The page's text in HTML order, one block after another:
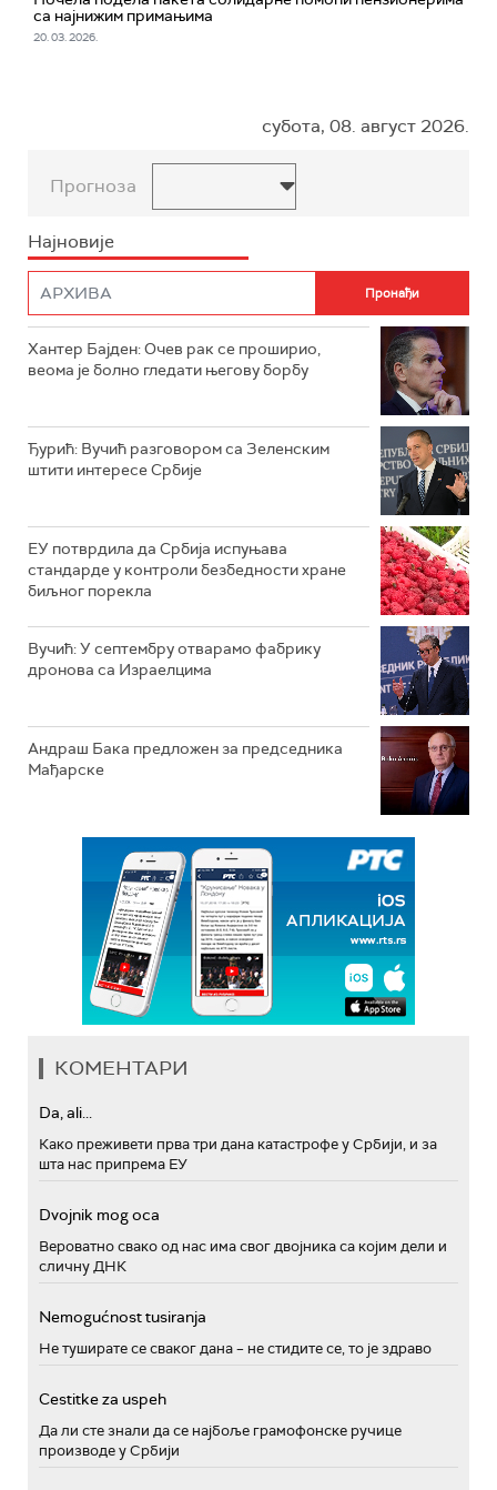
са најнижим примањима
20. 03. 2026.
субота, 08. август 2026.
Прогноза
Најновије
Хантер Бајден: Очев рак се проширио,
веома је болно гледати његову борбу
Ђурић: Вучић разговором са Зеленским
штити интересе Србије
ЕУ потврдила да Србија испуњава
стандарде у контроли безбедности хране
биљног порекла
Вучић: У септембру отварамо фабрику
дронова са Израелцима
Андраш Бакa предложен за председника
Мађарске
КОМЕНТАРИ
Da, ali...
Како преживети прва три дана катастрофе у Србији, и за
шта нас припрема ЕУ
Dvojnik mog oca
Вероватно свако од нас има свог двојника са којим дели и
сличну ДНК
Nemogućnost tusiranja
Не туширате се сваког дана – не стидите се, то је здраво
Cestitke za uspeh
Да ли сте знали да се најбоље грамофонске ручице
производе у Србији